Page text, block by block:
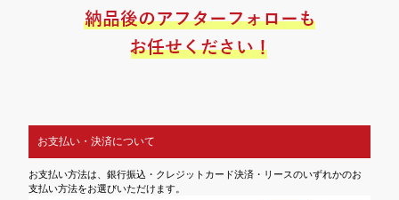
お支払い・決済について
お支払い方法は、銀行振込・クレジットカード決済・リースのいずれかのお
支払い方法をお選びいただけます。